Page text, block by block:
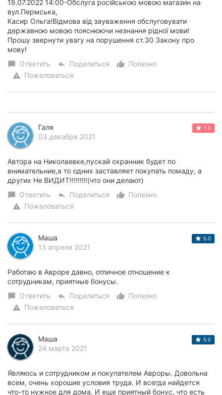
19.07.2022 14:00-Обслуга російською мовою магазин на
вул.Пермська,
Касир Ольга!Відмова від зауваження обслуговувати
державною мовою пояснюючи незнання рідної мови!
Прошу звернути увагу на порушення ст.30 Закону про
мову!
chat_bubble Ответить reply Поделиться thumb_up_alt
Полезно
warning Пожаловаться
Галя
03 декабря 2021
1.0
Автора на Николаевке,пускай охранник будет по
внимательние,а то одних заставляет покупать помаду, а
других Не ВИДИТ!!!!!!!!!(что они делают)
chat_bubble Ответить reply Поделиться thumb_up_alt
Полезно
warning Пожаловаться
Маша
13 апреля 2021
5.0
Работаю в Авроре давно, отличное отношение к
сотрудникам, приятные бонусы.
chat_bubble Ответить reply Поделиться thumb_up_alt
Полезно
warning Пожаловаться
Маша
24 марта 2021
5.0
Являюсь и сотрудником и покупателем Авроры. Довольна
всем, очень хорошие условия труда. И всегда найдется
что-то нужное для дома. И еще приятный бонус, что есть